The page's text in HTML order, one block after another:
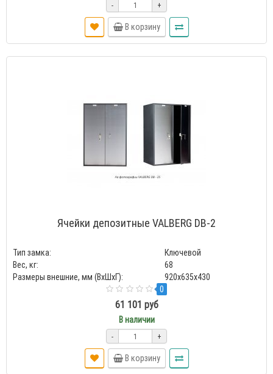
- +
В корзину
Ячейки депозитные VALBERG DB-2
Тип замка:
Ключевой
Вес, кг:
68
Размеры внешние, мм (ВхШхГ):
920x635x430
0
61 101 руб
В наличии
- +
В корзину